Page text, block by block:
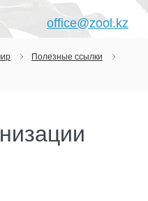
office@zool.kz
Полезные ссылки